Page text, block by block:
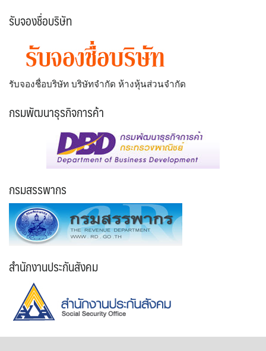
รับจองชื่อบริษัท
รับจองชื่อบริษัท บริษัทจำกัด ห้างหุ้นส่วนจำกัด
กรมพัฒนาธุรกิจการค้า
กรมสรรพากร
สำนักงานประกันสังคม